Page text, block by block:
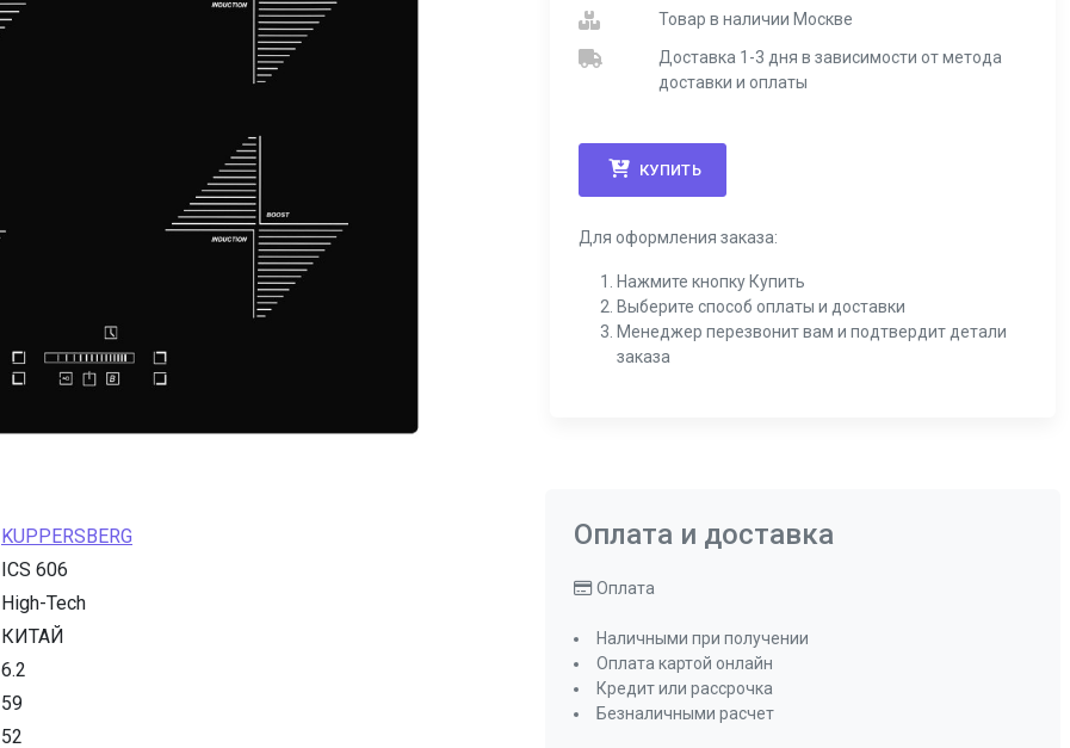
Товар в наличии Москве
Доставка 1-3 дня в зависимости от метода
доставки и оплаты
КУПИТЬ
Для оформления заказа:
Нажмите кнопку Купить
Выберите способ оплаты и доставки
Менеджер перезвонит вам и подтвердит детали
заказа
KUPPERSBERG
ICS 606
High-Tech
КИТАЙ
6.2
59
52
Оплата и доставка
Оплата
Наличными при получении
Оплата картой онлайн
Кредит или рассрочка
Безналичными расчет